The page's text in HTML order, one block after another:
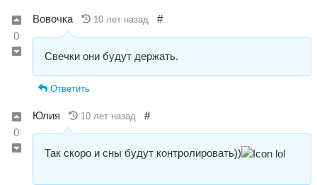
0
Вовочка 10 лет назад #
Свечки они будут держать.
Ответить
0
Юлия 10 лет назад #
Так скоро и сны будут контролировать))